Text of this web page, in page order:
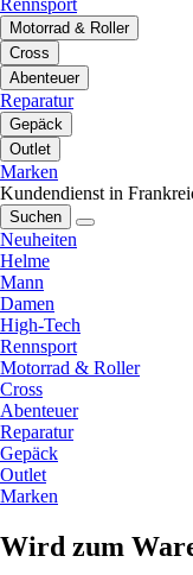
Motorrad & Roller
Cross
Abenteuer
Reparatur
Gepäck
Outlet
Marken
Kundendienst in
Suchen
Neuheiten
Helme
Mann
Damen
High-Tech
Rennsport
Motorrad & Roller
Cross
Abenteuer
Reparatur
Gepäck
Outlet
Marken
Wird zum